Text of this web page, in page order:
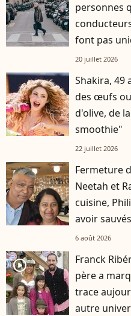
personnes
font pas
20 juillet 2026
Shakira, 49
des œufs
d'olive, de
smoothie"
22 juillet 2026
Fermeture
Neetah et
cuisine,
avoir sauvés
6 août 2026
player2
Franck
père a
trace
autre